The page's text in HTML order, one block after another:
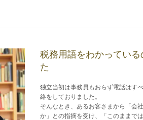
税務用語をわかってい
た
独立当初は事務員もおらず電話はす
絡をしておりました。
そんなとき、あるお客さまから「会
か」との指摘を受け、「このままで